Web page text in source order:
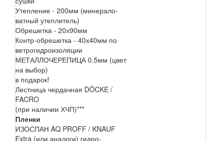
Утепление - 200мм (минерало-
ватный утеплитель)
Обрешетка - 20х90мм
Контр-обрешетка - 40х40мм по
ветрогидроизоляции
МЕТАЛЛОЧЕРЕПИЦА 0.5мм (цвет
на выбор)
в подарок!
Лестница чердачная DÖCKE /
FACRO
(при наличии ХЧП)***
Пленки
ИЗОСПАН AQ PROFF / KNAUF
Extra (или аналоги) гидро-